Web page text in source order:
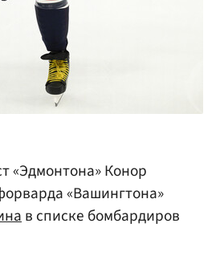
«Эдмонтона» Конор
«Вашингтона»
в списке бомбардиров